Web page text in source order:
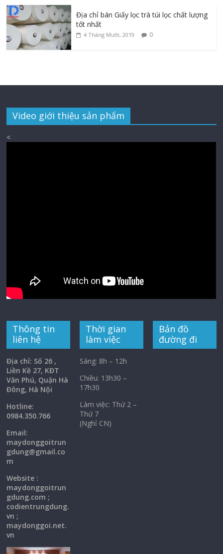
Địa chỉ bán Giấy lọc trà túi lọc chất lượng
tốt nhất
4 Tháng Mười, 2019 0
Video giới thiệu sản phẩm
<
Thông tin
liên hệ
Địa chỉ: Số 26 ,
Liền Kề 27, KĐT
Văn Phú, Quận Hà
Đông, Hà Nội
Hotline:
0984.350.766
Email:
maydonggoitrun
gdung@gmail.co
m
Website :
maydonggoitrun
gdung.com ;
codientrungdung.
vn ;
maydonggoi.net.
vn
Thời gian
làm việc
Sáng: 8h – 12h
Chiều: 13h30 –
17h30
Làm việc: Thứ 2 –
Thứ 7
(Nghỉ CN)
Bản đồ
đường đi